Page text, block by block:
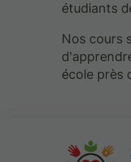
étudiants
Nos cours
école près